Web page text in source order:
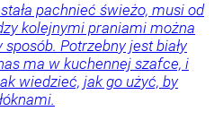
pachnieć świeżo, musi od
kolejnymi praniami można
Potrzebny jest biały
ma w kuchennej szafce, i
wiedzieć, jak go użyć, by